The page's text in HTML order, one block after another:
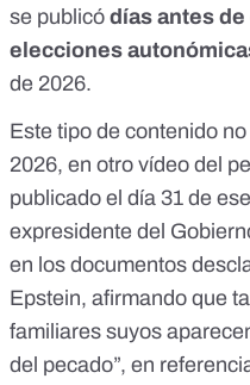
se publicó días antes
elecciones
de 2026.
Este tipo de contenido
2026, en otro vídeo del
publicado el día 31 de
expresidente del
en los documentos
Epstein, afirmando que
familiares suyos
del pecado”, en